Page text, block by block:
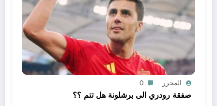
المحرر 0
صفقة رودري الى برشلونة هل تتم ؟؟